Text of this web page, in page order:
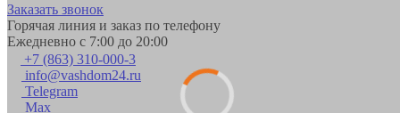
Заказать звонок
Горячая линия и заказ по телефону
Ежедневно с 7:00 до 20:00
+7 (863) 310-000-3
info@vashdom24.ru
Telegram
Max